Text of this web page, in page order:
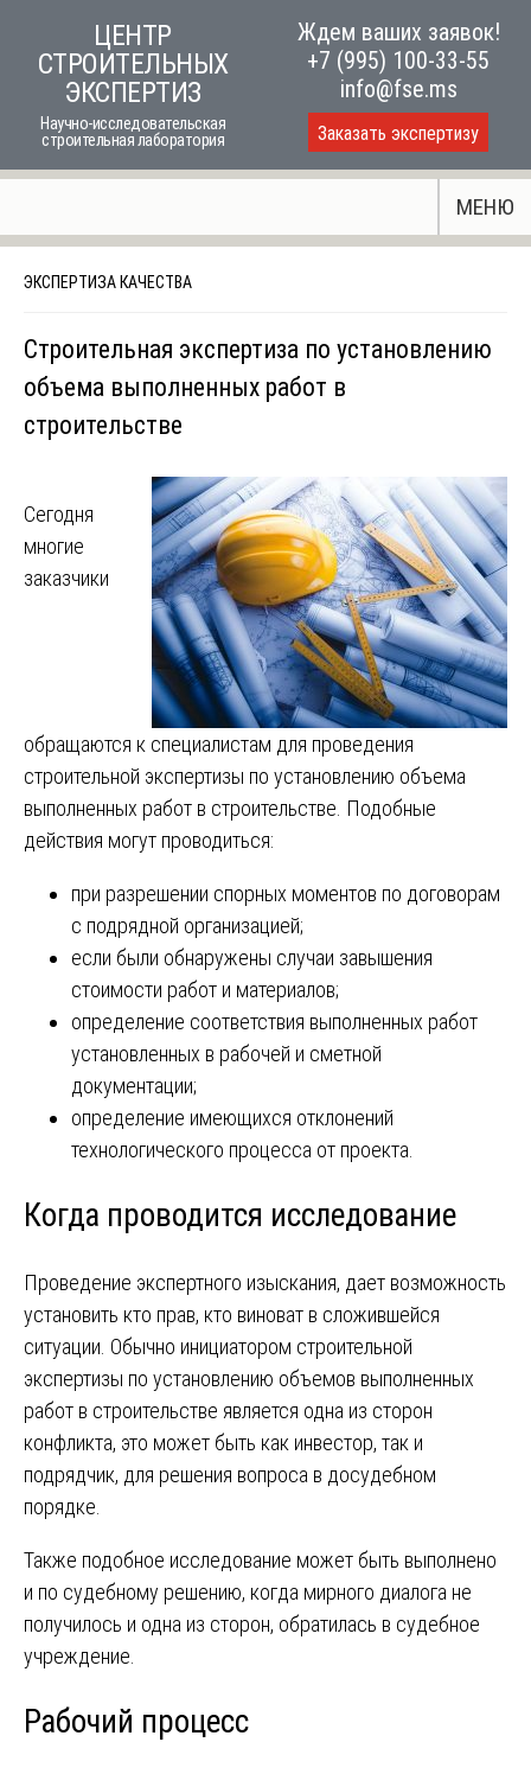
content
ЦЕНТР
СТРОИТЕЛЬНЫХ
ЭКСПЕРТИЗ
Научно-исследовательская
строительная лаборатория
Ждем ваших заявок!
+7 (995) 100-33-55
info@fse.ms
Заказать экспертизу
МЕНЮ
ЭКСПЕРТИЗА КАЧЕСТВА
Строительная экспертиза по установлению
объема выполненных работ в
строительстве
Сегодня
многие
заказчики
обращаются к специалистам для проведения
строительной экспертизы по установлению объема
выполненных работ в строительстве. Подобные
действия могут проводиться:
при разрешении спорных моментов по договорам
с подрядной организацией;
если были обнаружены случаи завышения
стоимости работ и материалов;
определение соответствия выполненных работ
установленных в рабочей и сметной
документации;
определение имеющихся отклонений
технологического процесса от проекта.
Когда проводится исследование
Проведение экспертного изыскания, дает возможность
установить кто прав, кто виноват в сложившейся
ситуации. Обычно инициатором строительной
экспертизы по установлению объемов выполненных
работ в строительстве является одна из сторон
конфликта, это может быть как инвестор, так и
подрядчик, для решения вопроса в досудебном
порядке.
Также подобное исследование может быть выполнено
и по судебному решению, когда мирного диалога не
получилось и одна из сторон, обратилась в судебное
учреждение.
Рабочий процесс